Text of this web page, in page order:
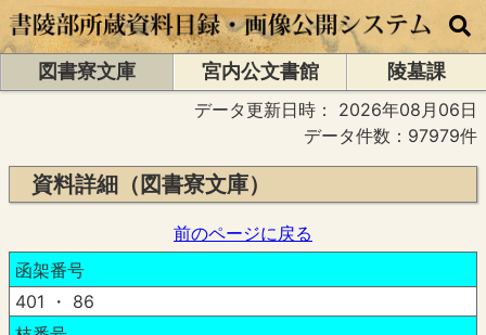
図書寮文庫 宮内公文書館
陵墓課
データ更新日時： 2026年08月06日
データ件数：97979件
資料詳細（図書寮文庫）
前のページに戻る
函架番号
401 ・ 86